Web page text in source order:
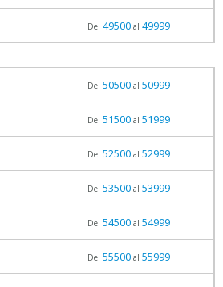
Del 49500al 49999
Del 50500al 50999
Del 51500al 51999
Del 52500al 52999
Del 53500al 53999
Del 54500al 54999
Del 55500al 55999